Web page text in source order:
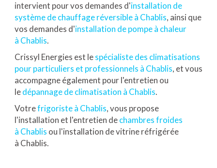
intervient pour vos demandes d'installation de
système de chauffage réversible à Chablis, ainsi que
vos demandes d'installation de pompe à chaleur
à Chablis.
Crissyl Energies est lespécialiste des climatisations
pour particuliers et professionnels à Chablis, et vous
accompagne également pour l'entretien ou
ledépannage de climatisation à Chablis.
Votrefrigoriste à Chablis, vous propose
l'installation et l'entretien dechambres froides
à Chablis ou l'installation de vitrine réfrigérée
à Chablis.